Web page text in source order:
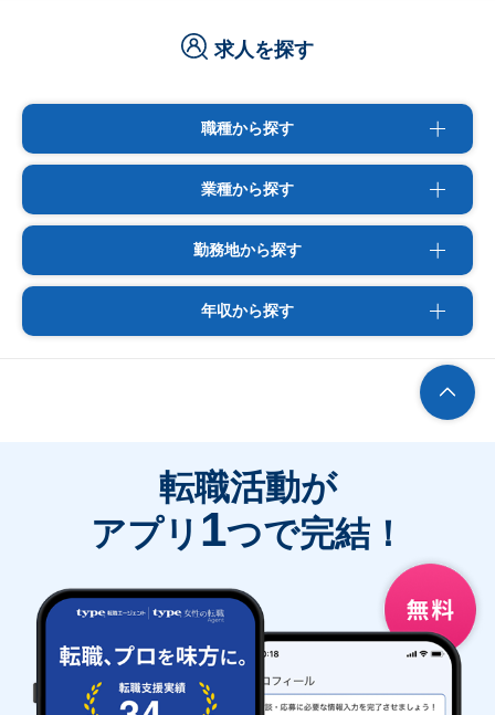
求人を探す
職種から探す
業種から探す
勤務地から探す
年収から探す
転職活動が
アプリ 1つで完結！